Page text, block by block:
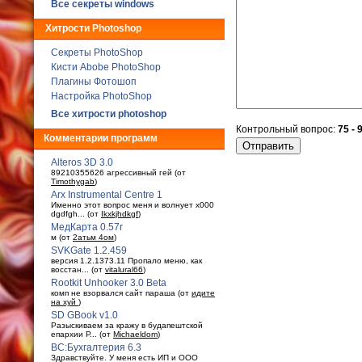
Все секреты windows
Хитрости Photoshop
Секреты PhotoShop
Кисти Abobe PhotoShop
Плагины Фотошоп
Настройка PhotoShop
Все хитрости photoshop
Комментарии программ
Alteros 3D 3.0
89210355626 агрессивный гей (от
Timothygab)
Arx Instrumental Centre 1
Именно этот вопрос меня и волнует x000
dgdfgh... (от Ikxkjhdkgf)
МедКарта 0.57r
м (от 2атьм 4ом)
SVKGate 1.2.459
версия 1.2.1373.11 Пропало меню, как
восстан... (от vitalural66)
Rootkit Unhooker 3.0 Beta
комп не взорвался сайт параша (от идите
на хуй )
SD GBook v1.0
Разыскиваем за кражу в будaпештской
епархии Р... (от Michaeldom)
ВС:Бухгалтерия 6.3
Здравствуйте. У меня есть ИП и ООО
Контрольный вопрос: 75 -